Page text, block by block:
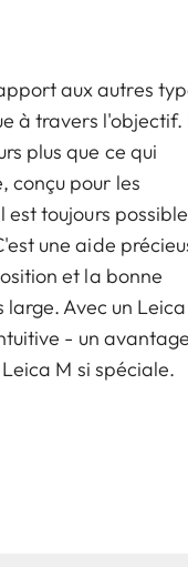
aux autres
à travers l'objectif.
plus que ce qui
conçu pour les
est toujours
une aide
et la bonne
Avec un
- un avantage
M si spéciale.